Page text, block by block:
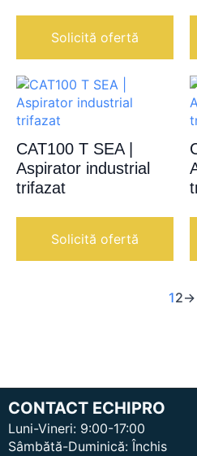
Solicită ofertă
CAT100 T SEA |
Aspirator industrial
trifazat
Solicită ofertă
12→
CONTACT ECHIPRO
Luni-Vineri: 9:00-17:00
Sâmbătă-Duminică: Închis